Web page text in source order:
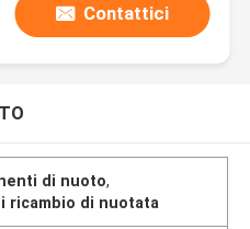
Contattici
di nuoto,
ricambio di nuotata